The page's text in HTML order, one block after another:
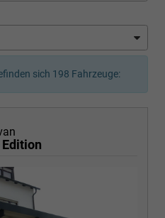
sich 198 Fahrzeuge: